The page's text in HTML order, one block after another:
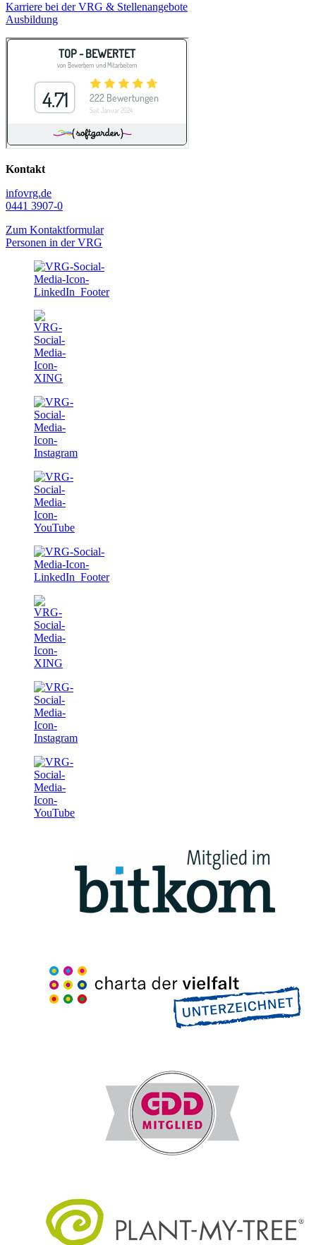
Karriere bei der VRG & Stellenangebote
Ausbildung
Kontakt
infovrg.de
0441 3907-0
Zum Kontaktformular
Personen in der VRG